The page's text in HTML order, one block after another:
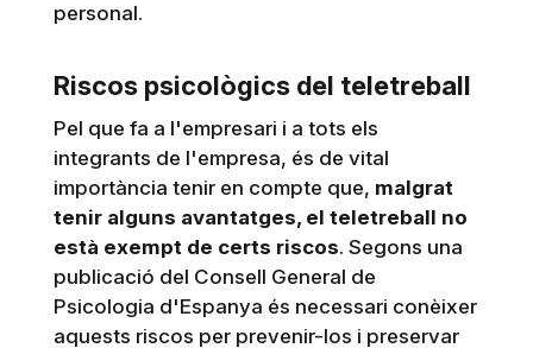
personal.
Riscos psicològics del teletreball
Pel que fa a l'empresari i a tots els
integrants de l'empresa, és de vital
importància tenir en compte que, malgrat
tenir alguns avantatges, el teletreball no
està exempt de certs riscos. Segons una
publicació del Consell General de
Psicologia d'Espanya és necessari conèixer
aquests riscos per prevenir-los i preservar